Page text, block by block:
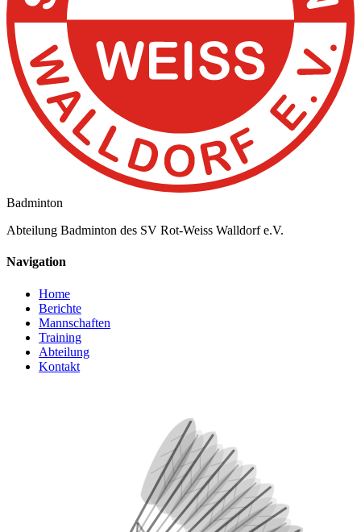
Badminton
Abteilung Badminton des SV Rot-Weiss Walldorf e.V.
Navigation
Home
Berichte
Mannschaften
Training
Abteilung
Kontakt